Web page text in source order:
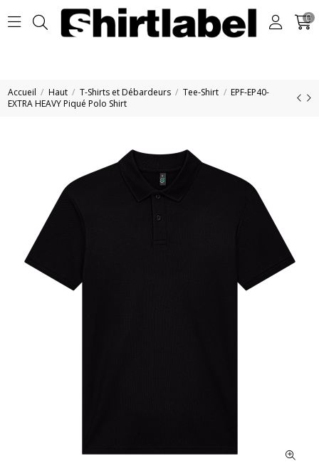
0
Accueil Haut T-Shirts et Débardeurs Tee-Shirt
EPF-EP40-
EXTRA HEAVY Piqué Polo Shirt